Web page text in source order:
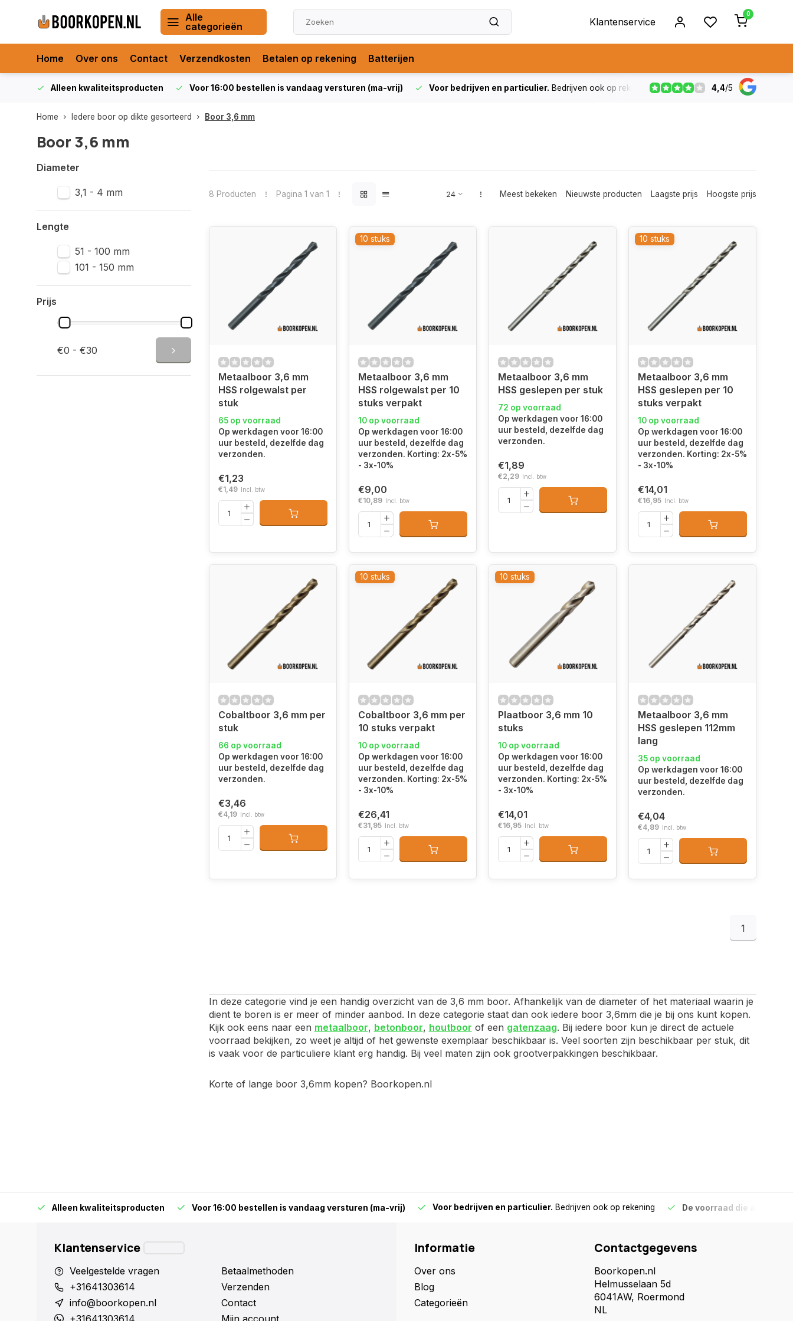
Alle
categorieën
Klantenservice
0
Home Over ons Contact Verzendkosten Betalen op rekening Batterijen
Alleen kwaliteitsproducten Voor 16:00 bestellen is vandaag versturen (ma-vrij) Voor bedrijven en particulier. Bedrijven ook op rekening De voorraad die
4,4/5
Home Iedere boor op dikte gesorteerd Boor 3,6 mm
Boor 3,6 mm
Diameter
3,1 - 4 mm
Lengte
51 - 100 mm
101 - 150 mm
Prijs
€0 - €30
8 Producten Pagina 1 van 1 Meest bekeken Nieuwste producten Laagste prijs Hoogste prijs
Metaalboor 3,6 mm
HSS rolgewalst per
stuk
65 op voorraad
Op werkdagen voor 16:00
uur besteld, dezelfde dag
verzonden.
€1,23
€1,49 Incl. btw
10 stuks
Metaalboor 3,6 mm
HSS rolgewalst per 10
stuks verpakt
10 op voorraad
Op werkdagen voor 16:00
uur besteld, dezelfde dag
verzonden. Korting: 2x-5%
- 3x-10%
€9,00
€10,89 Incl. btw
Metaalboor 3,6 mm
HSS geslepen per stuk
72 op voorraad
Op werkdagen voor 16:00
uur besteld, dezelfde dag
verzonden.
€1,89
€2,29 Incl. btw
10 stuks
Metaalboor 3,6 mm
HSS geslepen per 10
stuks verpakt
10 op voorraad
Op werkdagen voor 16:00
uur besteld, dezelfde dag
verzonden. Korting: 2x-5%
- 3x-10%
€14,01
€16,95 Incl. btw
Cobaltboor 3,6 mm per
stuk
66 op voorraad
Op werkdagen voor 16:00
uur besteld, dezelfde dag
verzonden.
€3,46
€4,19 Incl. btw
10 stuks
Cobaltboor 3,6 mm per
10 stuks verpakt
10 op voorraad
Op werkdagen voor 16:00
uur besteld, dezelfde dag
verzonden. Korting: 2x-5%
- 3x-10%
€26,41
€31,95 Incl. btw
10 stuks
Plaatboor 3,6 mm 10
stuks
10 op voorraad
Op werkdagen voor 16:00
uur besteld, dezelfde dag
verzonden. Korting: 2x-5%
- 3x-10%
€14,01
€16,95 Incl. btw
Metaalboor 3,6 mm
HSS geslepen 112mm
lang
35 op voorraad
Op werkdagen voor 16:00
uur besteld, dezelfde dag
verzonden.
€4,04
€4,89 Incl. btw
1
In deze categorie vind je een handig overzicht van de 3,6 mm boor. Afhankelijk van de diameter of het materiaal waarin je
dient te boren is er meer of minder aanbod. In deze categorie staat dan ook iedere boor 3,6mm die je bij ons kunt kopen.
Kijk ook eens naar een metaalboor, betonboor, houtboor of een gatenzaag. Bij iedere boor kun je direct de actuele
voorraad bekijken, zo weet je altijd of het gewenste exemplaar beschikbaar is. Veel soorten zijn beschikbaar per stuk, dit
is vaak voor de particuliere klant erg handig. Bij veel maten zijn ook grootverpakkingen beschikbaar.
Korte of lange boor 3,6mm kopen? Boorkopen.nl
Alleen kwaliteitsproducten Voor 16:00 bestellen is vandaag versturen (ma-vrij) Voor bedrijven en particulier. Bedrijven ook op rekening De voorraad die
Klantenservice
Veelgestelde vragen
+31641303614
info@boorkopen.nl
+31641303614
Betaalmethoden
Verzenden
Contact
Mijn account
Informatie
Over ons
Blog
Categorieën
Contactgegevens
Boorkopen.nl
Helmusselaan 5d
6041AW, Roermond
NL